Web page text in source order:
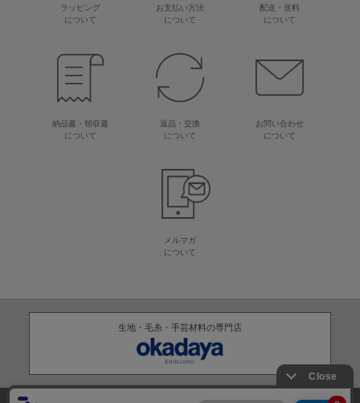
ラッピング
について
お支払い方法
について
配送・送料
について
納品書・領収書
について
返品・交換
について
お問い合わせ
について
メルマガ
について
生地・毛糸・手芸材料の専門店